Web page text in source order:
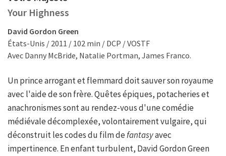
Your Highness
David Gordon Green
États-Unis / 2011 / 102 min / DCP / VOSTF
Avec Danny McBride, Natalie Portman, James Franco.
Un prince arrogant et flemmard doit sauver son royaume
avec l'aide de son frère. Quêtes épiques, potacheries et
anachronismes sont au rendez-vous d'une comédie
médiévale décomplexée, volontairement vulgaire, qui
déconstruit les codes du film defantasyavec
impertinence. En enfant turbulent, David Gordon Green